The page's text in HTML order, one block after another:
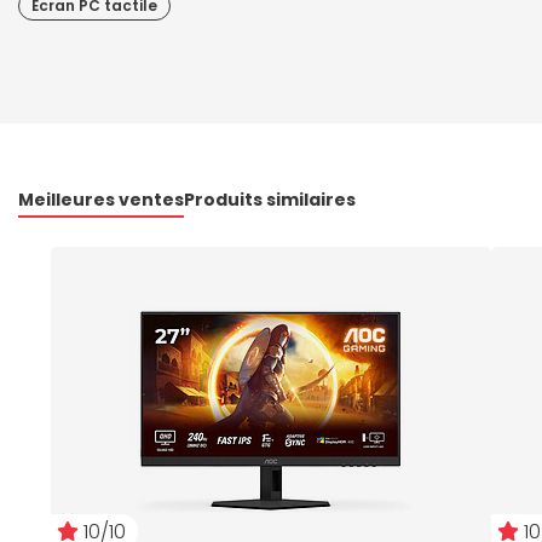
Écran PC tactile
Meilleures ventesProduits similaires
10/10